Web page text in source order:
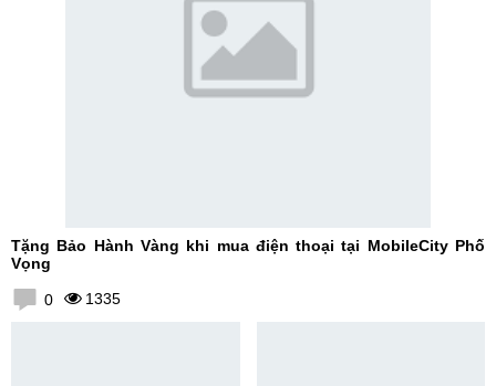
Tặng Bảo Hành Vàng khi mua điện thoại tại MobileCity Phố
Vọng
0 1335